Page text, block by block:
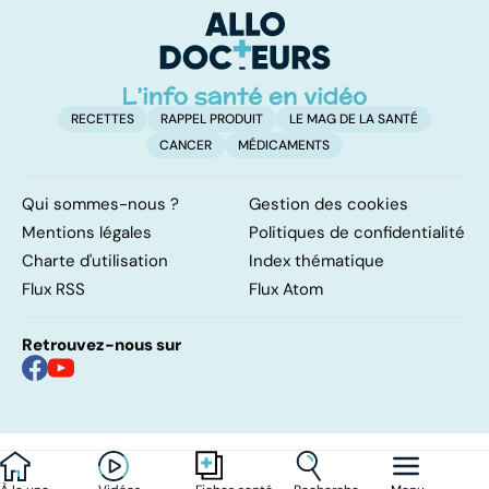
RECETTES RAPPEL PRODUIT
LE MAG DE LA SANTÉ
CANCER
MÉDICAMENTS
Qui sommes-nous ?
Gestion des cookies
Mentions légales
Politiques de confidentialité
Charte d'utilisation
Index thématique
Flux RSS
Flux Atom
Retrouvez-nous sur